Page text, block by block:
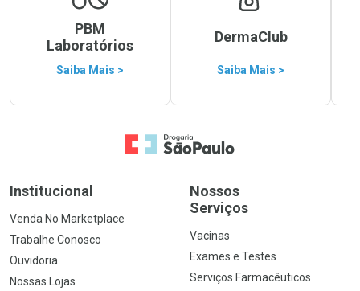
PBM
Laboratórios
Saiba Mais >
DermaClub
Saiba Mais >
Ir para a Home
Institucional
Venda No Marketplace
Trabalhe Conosco
Ouvidoria
Nossas Lojas
Nossos
Serviços
Vacinas
Exames e Testes
Serviços Farmacêuticos